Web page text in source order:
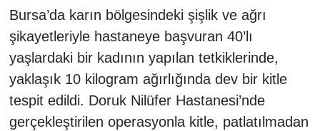
Bursa’da karın bölgesindeki şişlik ve ağrı
şikayetleriyle hastaneye başvuran 40’lı
yaşlardaki bir kadının yapılan tetkiklerinde,
yaklaşık 10 kilogram ağırlığında dev bir kitle
tespit edildi. Doruk Nilüfer Hastanesi’nde
gerçekleştirilen operasyonla kitle, patlatılmadan